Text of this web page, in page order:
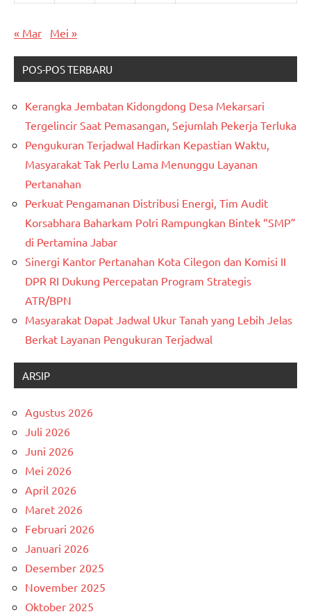
« Mar Mei »
POS-POS TERBARU
Kerangka Jembatan Kidongdong Desa Mekarsari
Tergelincir Saat Pemasangan, Sejumlah Pekerja Terluka
Pengukuran Terjadwal Hadirkan Kepastian Waktu,
Masyarakat Tak Perlu Lama Menunggu Layanan
Pertanahan
Perkuat Pengamanan Distribusi Energi, Tim Audit
Korsabhara Baharkam Polri Rampungkan Bintek “SMP”
di Pertamina Jabar
Sinergi Kantor Pertanahan Kota Cilegon dan Komisi II
DPR RI Dukung Percepatan Program Strategis
ATR/BPN
Masyarakat Dapat Jadwal Ukur Tanah yang Lebih Jelas
Berkat Layanan Pengukuran Terjadwal
ARSIP
Agustus 2026
Juli 2026
Juni 2026
Mei 2026
April 2026
Maret 2026
Februari 2026
Januari 2026
Desember 2025
November 2025
Oktober 2025